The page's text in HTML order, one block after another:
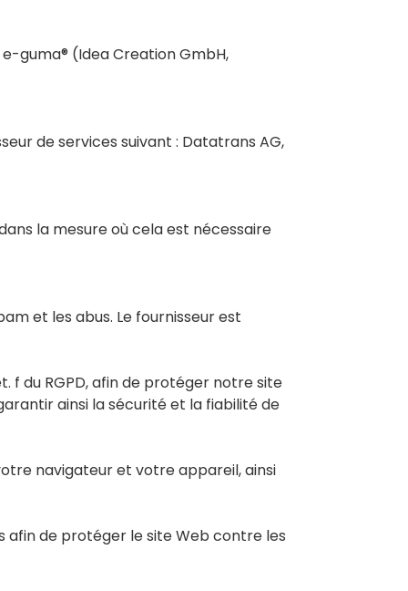
guma® (Idea Creation GmbH,
de services suivant : Datatrans AG,
la mesure où cela est nécessaire
et les abus. Le fournisseur est
f du RGPD, afin de protéger notre site
ainsi la sécurité et la fiabilité de
navigateur et votre appareil, ainsi
afin de protéger le site Web contre les